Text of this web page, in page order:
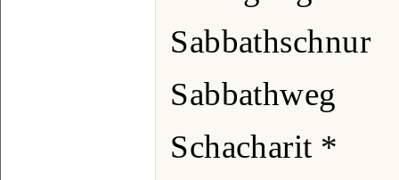
Sabbathschnur
Sabbathweg
Schacharit *